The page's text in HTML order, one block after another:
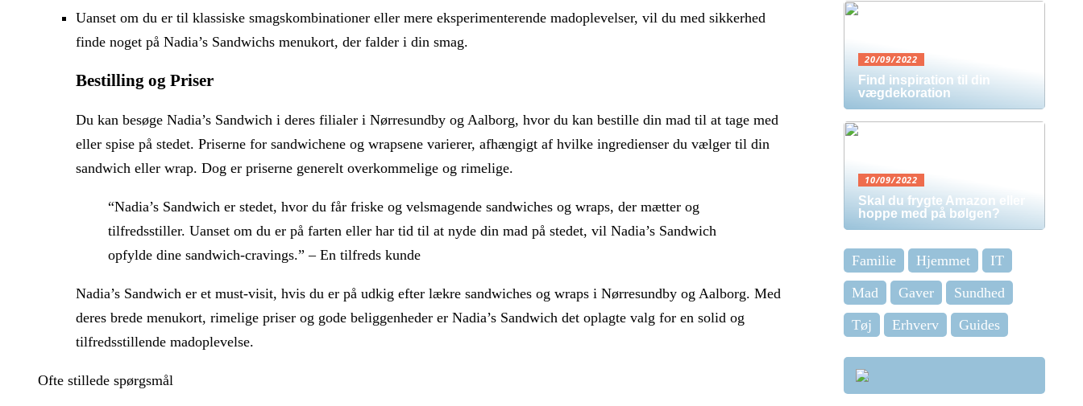
Uanset om du er til klassiske smagskombinationer eller mere eksperimenterende madoplevelser, vil du med sikkerhed
finde noget på Nadia’s Sandwichs menukort, der falder i din smag.
Bestilling og Priser
Du kan besøge Nadia’s Sandwich i deres filialer i Nørresundby og Aalborg, hvor du kan bestille din mad til at tage med
eller spise på stedet. Priserne for sandwichene og wrapsene varierer, afhængigt af hvilke ingredienser du vælger til din
sandwich eller wrap. Dog er priserne generelt overkommelige og rimelige.
“Nadia’s Sandwich er stedet, hvor du får friske og velsmagende sandwiches og wraps, der mætter og
tilfredsstiller. Uanset om du er på farten eller har tid til at nyde din mad på stedet, vil Nadia’s Sandwich
opfylde dine sandwich-cravings.” – En tilfreds kunde
Nadia’s Sandwich er et must-visit, hvis du er på udkig efter lækre sandwiches og wraps i Nørresundby og Aalborg. Med
deres brede menukort, rimelige priser og gode beliggenheder er Nadia’s Sandwich det oplagte valg for en solid og
tilfredsstillende madoplevelse.
Ofte stillede spørgsmål
20/09/2022
Find inspiration til din
vægdekoration
10/09/2022
Skal du frygte Amazon eller
hoppe med på bølgen?
Familie Hjemmet
IT
Mad
Gaver
Sundhed
Tøj
Erhverv Guides